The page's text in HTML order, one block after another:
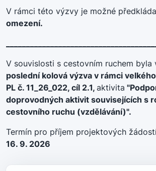
V rámci této výzvy je možné
omezení.
V souvislosti s cestovním ruchem byla
poslední kolová výzva v rámci
PL č. 11_26_022, cíl 2.1, aktivita
doprovodných aktivit souvisejících s
cestovního ruchu (vzdělávání)".
Termín pro příjem projektových
16. 9. 2026